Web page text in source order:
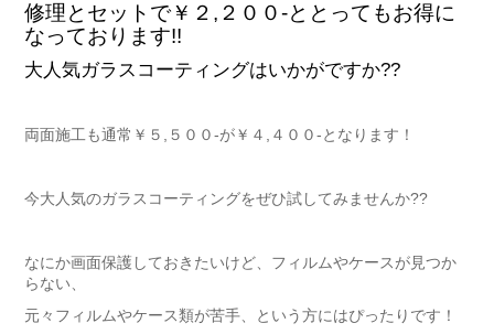
修理とセットで￥２,２００-ととってもお得に
なっております!!
大人気ガラスコーティングはいかがですか??
両面施工も通常￥５,５００-が￥４,４００-となります！
今大人気のガラスコーティングをぜひ試してみませんか??
なにか画面保護しておきたいけど、フィルムやケースが見つか
らない、
元々フィルムやケース類が苦手、という方にはぴったりです！